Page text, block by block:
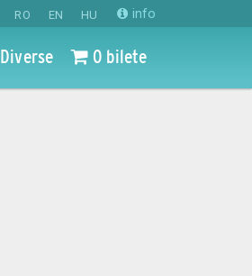
RO EN HU info
Diverse 0 bilete